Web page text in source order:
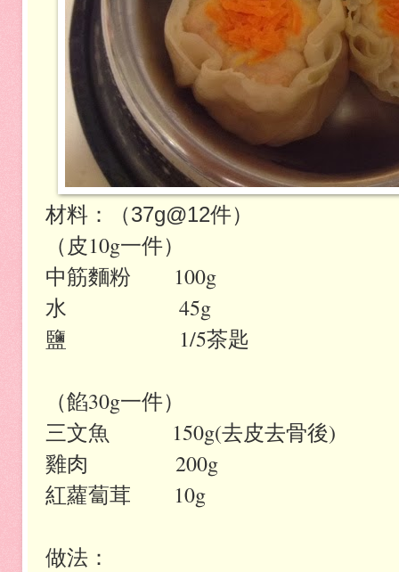
材料：（37g@12件）
（皮10g一件）
中筋麵粉 100g
水 45g
鹽 1/5茶匙
（餡30g一件）
三文魚 150g(去皮去骨後)
雞肉 200g
紅蘿蔔茸 10g
做法：